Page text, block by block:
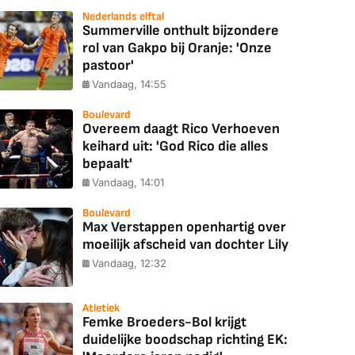
Nederlands elftal
Summerville onthult bijzondere
rol van Gakpo bij Oranje: 'Onze
pastoor'
Vandaag, 14:55
Boulevard
Overeem daagt Rico Verhoeven
keihard uit: 'God Rico die alles
bepaalt'
Vandaag, 14:01
Boulevard
Max Verstappen openhartig over
moeilijk afscheid van dochter Lily
Vandaag, 12:32
Atletiek
Femke Broeders-Bol krijgt
duidelijke boodschap richting EK: